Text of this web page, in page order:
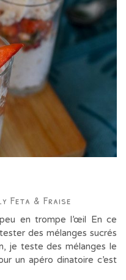
Feta & Fraise
en trompe l’œil En ce
des mélanges sucrés
je teste des mélanges le
un apéro dinatoire c’est